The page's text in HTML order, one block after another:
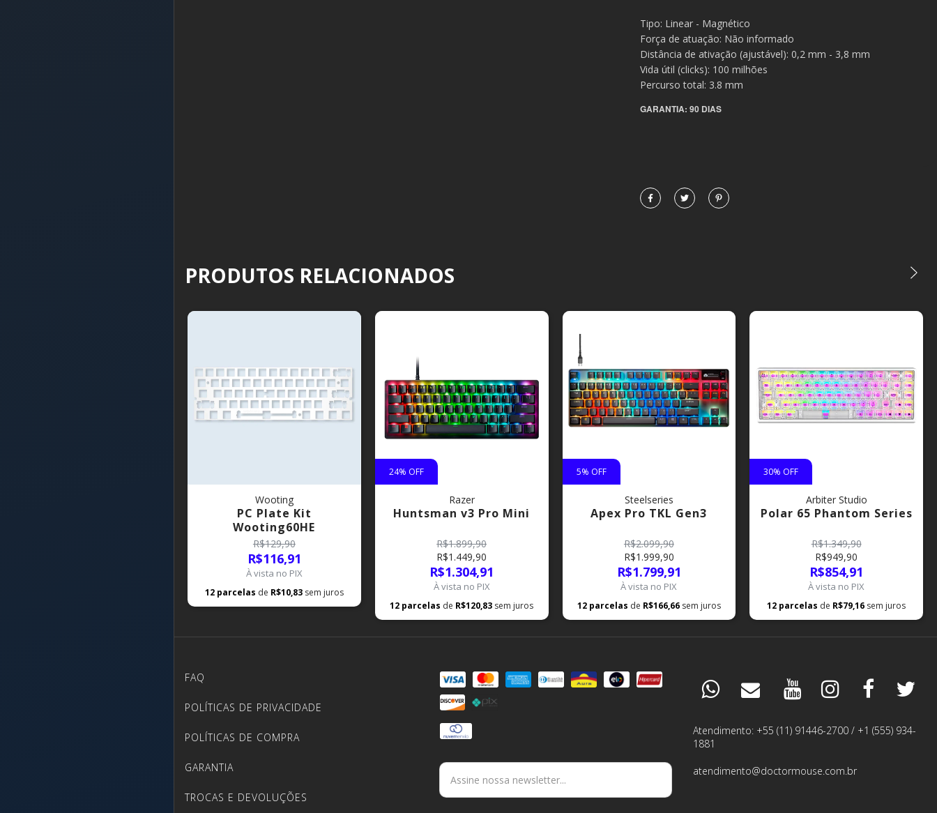
Tipo: Linear - Magnético
Força de atuação: Não informado
Distância de ativação (ajustável): 0,2 mm - 3,8 mm
Vida útil (clicks): 100 milhões
Percurso total: 3.8 mm
GARANTIA: 90 DIAS
PRODUTOS RELACIONADOS
Wooting
PC Plate Kit
Wooting60HE
R$129,90
R$116,91
À vista no PIX
12 parcelas de R$10,83 sem juros
24% OFF
Razer
Huntsman v3 Pro Mini
R$1.899,90
R$1.449,90
R$1.304,91
À vista no PIX
12 parcelas de R$120,83 sem juros
5% OFF
Steelseries
Apex Pro TKL Gen3
R$2.099,90
R$1.999,90
R$1.799,91
À vista no PIX
12 parcelas de R$166,66 sem juros
30% OFF
Arbiter Studio
Polar 65 Phantom Series
R$1.349,90
R$949,90
R$854,91
À vista no PIX
12 parcelas de R$79,16 sem juros
FAQ
POLÍTICAS DE PRIVACIDADE
POLÍTICAS DE COMPRA
GARANTIA
TROCAS E DEVOLUÇÕES
Atendimento: +55 (11) 91446-2700 / +1 (555) 934-
1881
atendimento@doctormouse.com.br